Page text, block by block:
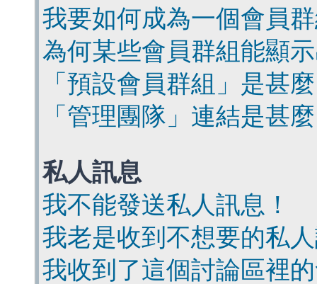
我要如何成為一個會員
為何某些會員群組能顯
「預設會員群組」是甚
「管理團隊」連結是甚
私人訊息
我不能發送私人訊息！
我老是收到不想要的私
我收到了這個討論區裡